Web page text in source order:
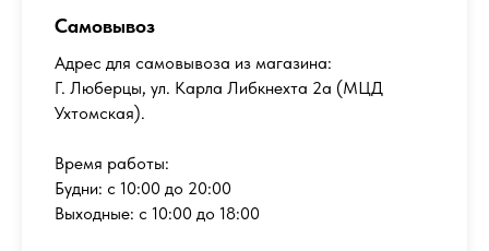
Самовывоз
Адрес для самовывоза из магазина:
Г. Люберцы, ул. Карла Либкнехта 2а (МЦД
Ухтомская).
Время работы:
Будни: с 10:00 до 20:00
Выходные: с 10:00 до 18:00